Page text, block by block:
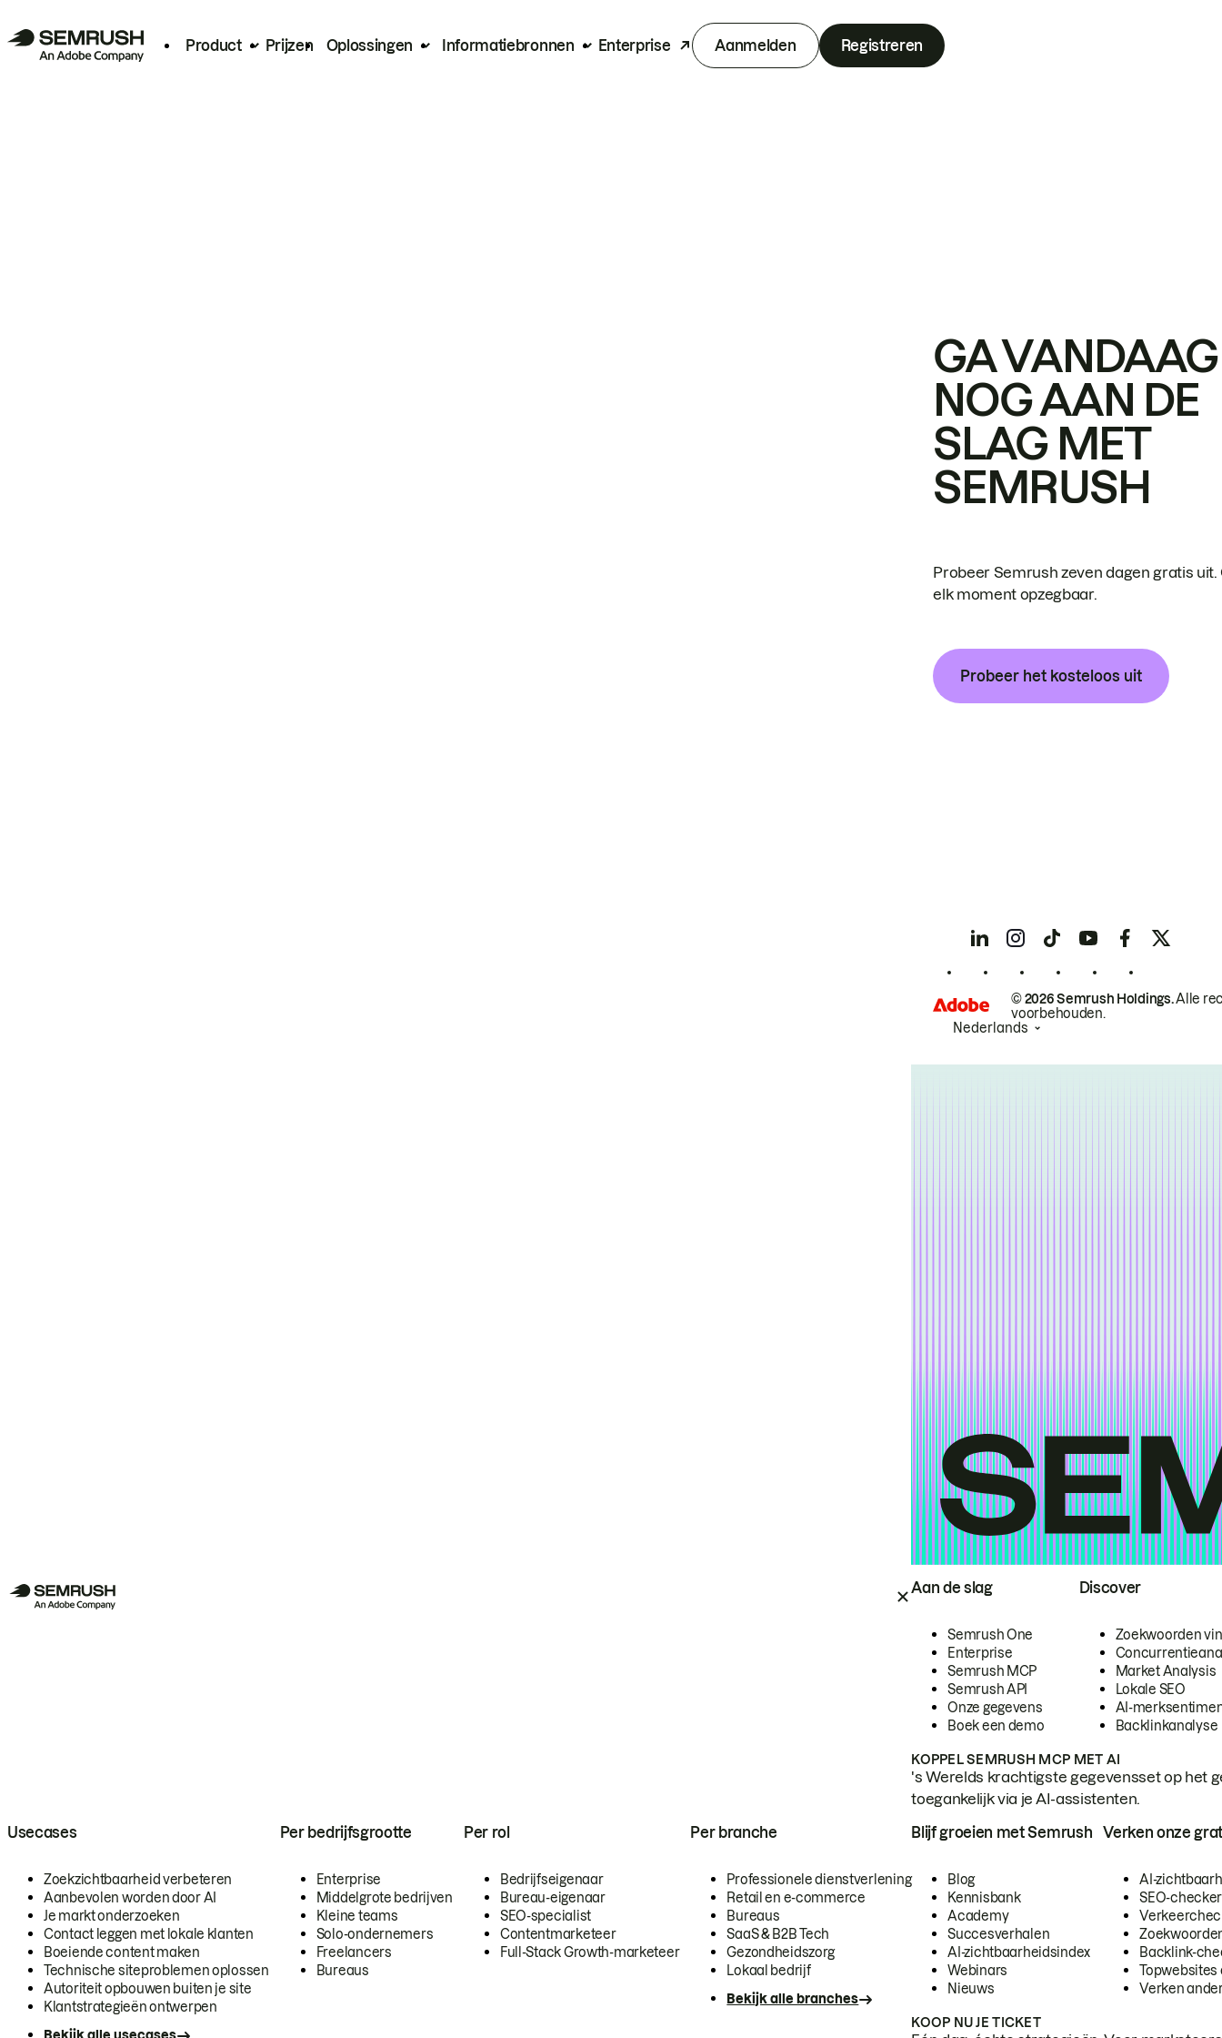
Product Prijzen Oplossingen Informatiebronnen Enterprise Aanmelden Registreren
Aan de slag
Semrush One
Enterprise
Semrush MCP
Semrush API
Onze gegevens
Boek een demo
Discover
Zoekwoorden
Market Analysis
Lokale SEO
AI-
Backlinkanalyse
KOPPEL SEMRUSH MCP MET AI
's Werelds krachtigste gegevensset op het
toegankelijk via je AI-assistenten.
Usecases
Zoekzichtbaarheid verbeteren
Aanbevolen worden door AI
Je markt onderzoeken
Contact leggen met lokale klanten
Boeiende content maken
Technische siteproblemen oplossen
Autoriteit opbouwen buiten je site
Klantstrategieën ontwerpen
Per bedrijfsgrootte
Enterprise
Middelgrote bedrijven
Kleine teams
Solo-ondernemers
Freelancers
Bureaus
Per rol
Bedrijfseigenaar
Bureau-eigenaar
SEO-specialist
Contentmarketeer
Full-Stack Growth-marketeer
Per branche
Professionele dienstverlening
Retail en e-commerce
Bureaus
SaaS & B2B Tech
Gezondheidszorg
Lokaal bedrijf
Bekijk alle branches
Blijf groeien met Semrush
Blog
Kennisbank
Academy
Succesverhalen
AI-zichtbaarheidsindex
Webinars
Nieuws
Verken onze
AI-
SEO-checker
Backlink-
Topwebsites
Verken
KOOP NU JE TICKET
GA VANDAAG
NOG AAN DE
SLAG MET
SEMRUSH
Probeer Semrush zeven dagen gratis uit.
elk moment opzegbaar.
Probeer het kosteloos uit
© 2026 Semrush Holdings.Alle
voorbehouden.
Nederlands